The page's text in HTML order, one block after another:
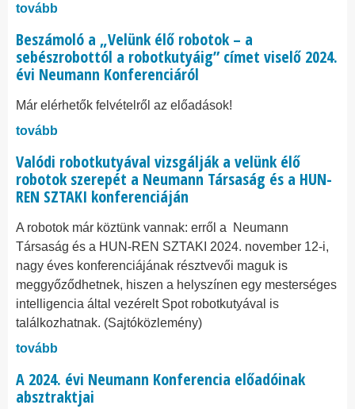
tovább
Beszámoló a „Velünk élő robotok – a
sebészrobottól a robotkutyáig” címet viselő 2024.
évi Neumann Konferenciáról
Már elérhetők felvételről az előadások!
tovább
Valódi robotkutyával vizsgálják a velünk élő
robotok szerepét a Neumann Társaság és a HUN-
REN SZTAKI konferenciáján
A robotok már köztünk vannak: erről a Neumann
Társaság és a HUN-REN SZTAKI 2024. november 12-i,
nagy éves konferenciájának résztvevői maguk is
meggyőződhetnek, hiszen a helyszínen egy mesterséges
intelligencia által vezérelt Spot robotkutyával is
találkozhatnak. (Sajtóközlemény)
tovább
A 2024. évi Neumann Konferencia előadóinak
absztraktjai